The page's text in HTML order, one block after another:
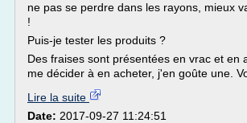
ne pas se perdre dans les rayons, mieux
!
Puis-je tester les produits ?
Des fraises sont présentées en vrac et en
me décider à en acheter, j'en goûte une.
Lire la suite
Date: 2017-09-27 11:24:51